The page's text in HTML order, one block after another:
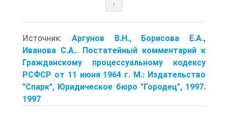
↑
Источник: Аргунов В.Н., Борисова Е.А.,
Иванова С.А.. Постатейный комментарий к
Гражданскому процессуальному кодексу
РСФСР от 11 июня 1964 г. М.: Издательство
"Спарк", Юридическое бюро "Городец", 1997.
1997